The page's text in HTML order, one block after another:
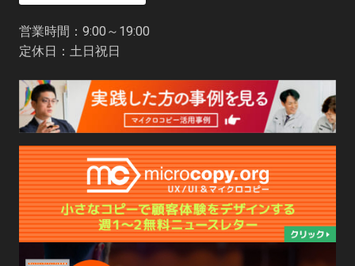
営業時間：9:00～19:00
定休日：土日祝日